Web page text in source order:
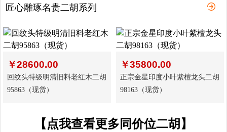
匠心雕琢名贵二胡系列
￥28600.00
回纹头特级明清旧料老红木二胡
95863（现货）
￥35800.00
正宗金星印度小叶紫檀龙头二胡
98163（现货）
【点我查看更多同价位二胡】